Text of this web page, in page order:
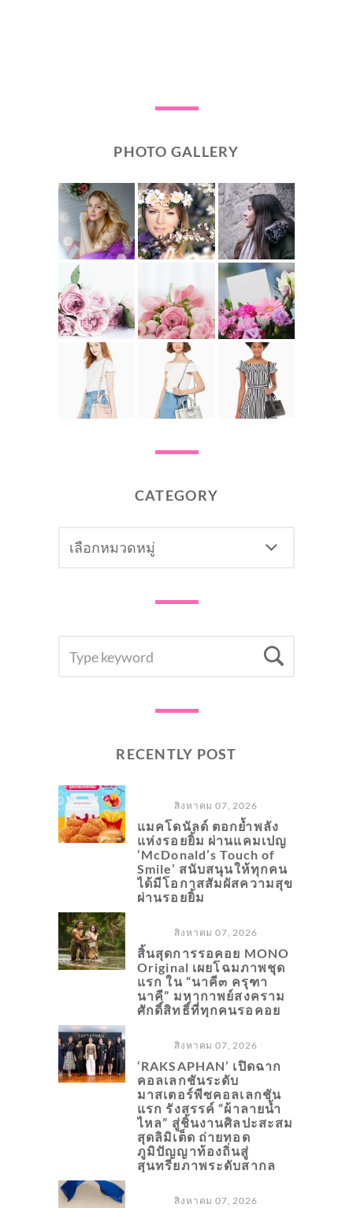
PHOTO GALLERY
CATEGORY
FOR:
RECENTLY POST
สิงหาคม 07, 2026
แมคโดนัลด์ ตอกย้ำพลัง
แห่งรอยยิ้ม ผ่านแคมเปญ
‘McDonald’s Touch of
Smile’ สนับสนุนให้ทุกคน
ได้มีโอกาสสัมผัสความสุข
ผ่านรอยยิ้ม
สิงหาคม 07, 2026
สิ้นสุดการรอคอย MONO
Original เผยโฉมภาพชุด
แรก ใน “นาคี๓ ครุฑา
นาคี” มหากาพย์สงคราม
ศักดิ์สิทธิ์ที่ทุกคนรอคอย
สิงหาคม 07, 2026
‘RAKSAPHAN’ เปิดฉาก
คอลเลกชันระดับ
มาสเตอร์พีซคอลเลกชัน
แรก รังสรรค์ “ผ้าลายน้ำ
ไหล” สู่ชิ้นงานศิลปะสะสม
สุดลิมิเต็ด ถ่ายทอด
ภูมิปัญญาท้องถิ่นสู่
สุนทรียภาพระดับสากล
สิงหาคม 07, 2026